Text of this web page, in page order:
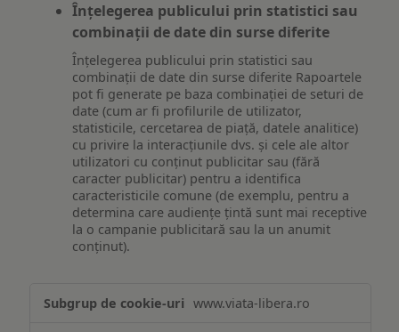
Înțelegerea publicului prin statistici sau
combinații de date din surse diferite
Înțelegerea publicului prin statistici sau
combinații de date din surse diferite Rapoartele
pot fi generate pe baza combinației de seturi de
date (cum ar fi profilurile de utilizator,
statisticile, cercetarea de piață, datele analitice)
cu privire la interacțiunile dvs. și cele ale altor
utilizatori cu conținut publicitar sau (fără
caracter publicitar) pentru a identifica
caracteristicile comune (de exemplu, pentru a
determina care audiențe țintă sunt mai receptive
la o campanie publicitară sau la un anumit
conținut).
www.viata-libera.ro